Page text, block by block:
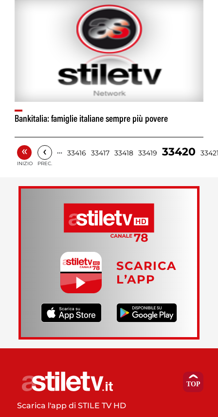
Bankitalia: famiglie italiane sempre più povere
«
INIZIO
‹
PREC.
… 33416 33417 33418 33419 33420
SCARICA
L’APP
Scarica l'app di STILE TV HD